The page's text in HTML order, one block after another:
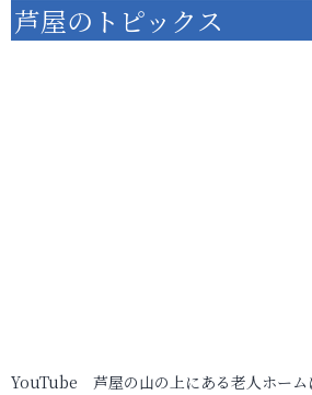
芦屋のトピックス
YouTube 芦屋の山の上にある老人ホーム